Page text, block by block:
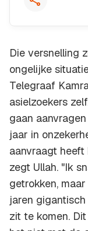
Die versnelling
ongelijke
Telegraaf
asielzoekers
gaan
jaar in
aanvraagt heeft
zegt Ullah. "Ik
getrokken,
jaren
zit te komen.